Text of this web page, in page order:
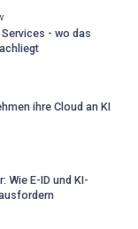
- wo das
ihre Cloud an KI
Wie E-ID und KI-